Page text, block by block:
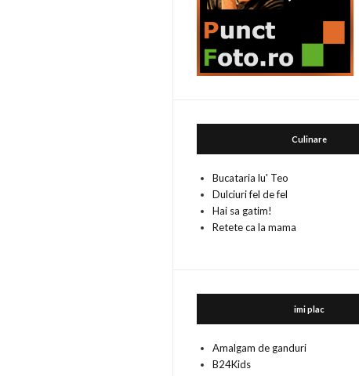
Culinare
Bucataria lu' Teo
Dulciuri fel de fel
Hai sa gatim!
Retete ca la mama
imi plac
Amalgam de ganduri
B24Kids